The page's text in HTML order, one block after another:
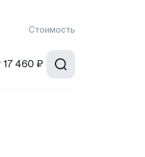
Стоимость
17 460 ₽